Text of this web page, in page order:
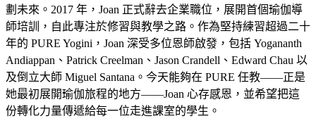
劃未來。2017 年，Joan 正式辭去企業職位，展開首個瑜伽導
師培訓，自此專注於修習與教學之路。作為堅持練習超過二十
年的 PURE Yogini，Joan 深受多位恩師啟發，包括 Yogananth
Andiappan、Patrick Creelman、Jason Crandell、Edward Chau 以
及倒立大師 Miguel Santana。今天能夠在 PURE 任教——正是
她最初展開瑜伽旅程的地方——Joan 心存感恩，並希望把這
份轉化力量傳遞給每一位走進課室的學生。